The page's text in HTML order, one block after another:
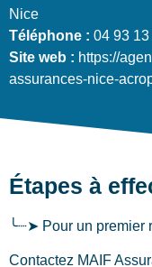
Nice
Téléphone : 04 93
Site web : https://
assurances-nice-
Étapes à
╰┈➤ Pour un premier
Contactez MAIF